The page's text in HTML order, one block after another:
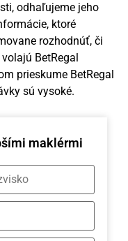
odhaľujeme jeho
ktoré
rozhodnúť, či
BetRegal
prieskume BetRegal
sú vysoké.
maklérmi